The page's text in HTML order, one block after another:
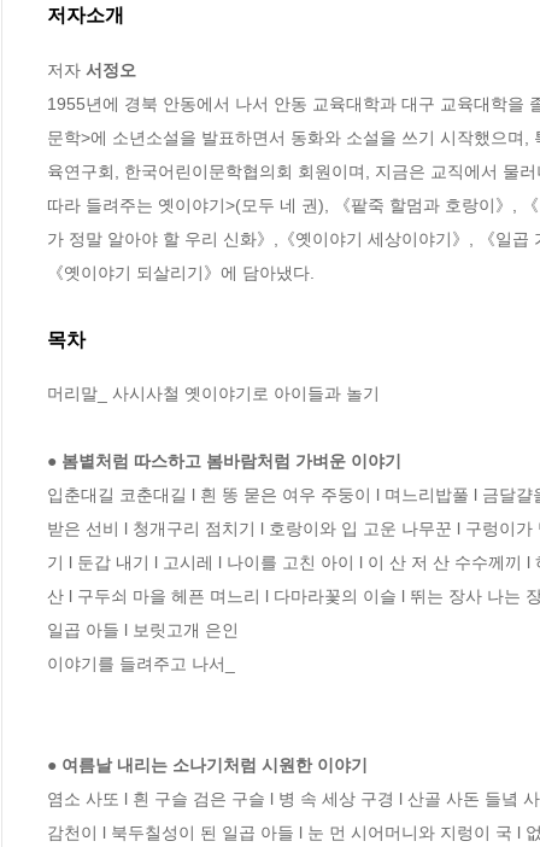
저자소개
저자 서정오
1955년에 경북 안동에서 나서 안동 교육대학과 대구 교육대학을
문학>에 소년소설을 발표하면서 동화와 소설을 쓰기 시작했으며
육연구회, 한국어린이문학협의회 회원이며, 지금은 교직에서 물
따라 들려주는 옛이야기>(모두 네 권), 《팥죽 할멈과 호랑이》,
가 정말 알아야 할 우리 신화》,《옛이야기 세상이야기》, 《일
《옛이야기 되살리기》에 담아냈다.
목차
머리말_ 사시사철 옛이야기로 아이들과 놀기
● 봄볕처럼 따스하고 봄바람처럼 가벼운 이야기
입춘대길 코춘대길 l 흰 똥 묻은 여우 주둥이 l 며느리밥풀 l 금달
받은 선비 l 청개구리 점치기 l 호랑이와 입 고운 나무꾼 l 구렁이
기 l 둔갑 내기 l 고시레 l 나이를 고친 아이 l 이 산 저 산 수수께끼
산 l 구두쇠 마을 헤픈 며느리 l 다마라꽃의 이슬 l 뛰는 장사 나는
일곱 아들 l 보릿고개 은인
이야기를 들려주고 나서_
● 여름날 내리는 소나기처럼 시원한 이야기
염소 사또 l 흰 구슬 검은 구슬 l 병 속 세상 구경 l 산골 사돈 들녘
감천이 l 북두칠성이 된 일곱 아들 l 눈 먼 시어머니와 지렁이 국 l